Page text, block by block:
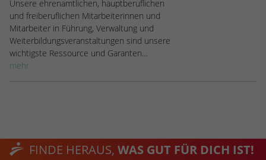
Unsere ehrenamtlichen, hauptberuflichen
und freiberuflichen Mitarbeiterinnen und
Mitarbeiter in Führung, Verwaltung und
Weiterbildungsveranstaltungen sind unsere
wichtigste Ressource und Garanten…
mehr
FINDE HERAUS, WAS GUT FÜR DICH IST!